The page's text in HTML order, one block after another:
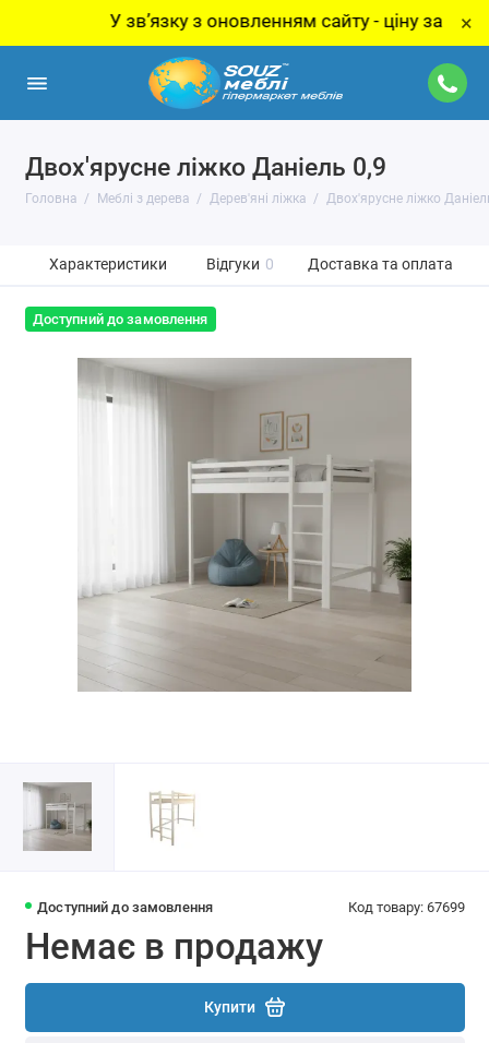
У звʼязку з оновленням сайту - ціну за товар ×
Двох'ярусне ліжко Даніель 0,9
Головна Меблі з дерева Дерев'яні ліжка Двох'ярусне ліжко
Характеристики Відгуки 0 Доставка та оплата
Доступний до замовлення
Доступний до замовлення Код товару: 67699
Немає в продажу
Купити